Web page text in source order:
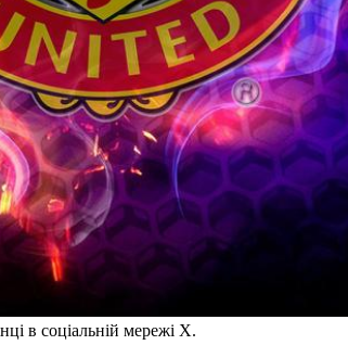
в соціальній мережі X.